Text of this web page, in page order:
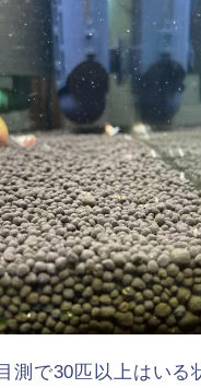
測で30匹以上はいる